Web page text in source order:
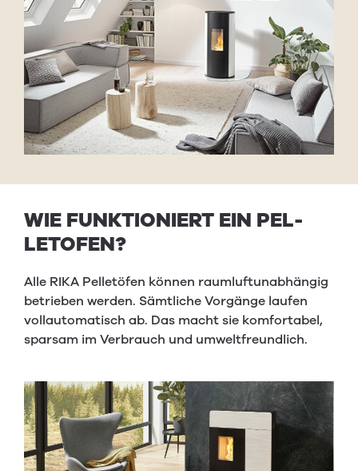
WIE FUNK­TION­IERT EIN PEL­
LETOFEN?
Alle RIKA Pelletöfen können raumluftunabhängig
betrieben werden. Sämtliche Vorgänge laufen
vollautomatisch ab. Das macht sie komfortabel,
sparsam im Verbrauch und umweltfreundlich.